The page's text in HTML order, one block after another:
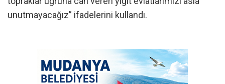
unutmayacağız” ifadelerini kullandı.